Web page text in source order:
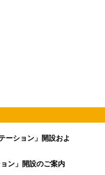
ーション」開設およ
ン」開設のご案内